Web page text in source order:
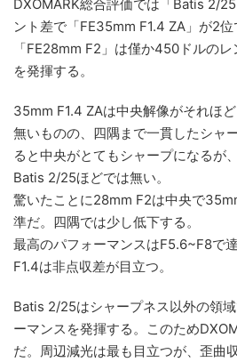
DXOMARK総合評価では「Batis 2/
ント差で「FE35mm F1.4 ZA」が2
「FE28mm F2」は僅か450ドルの
を発揮する。
35mm F1.4 ZAは中央解像がそれほ
無いものの、四隅まで一貫したシャ
ると中央がとてもシャープになるが
Batis 2/25ほどでは無い。
驚いたことに28mm F2は中央で
準だ。四隅では少し低下する。
最高のパフォーマンスはF5.6~F8で
F1.4は非点収差が目立つ。
Batis 2/25はシャープネス以外の領
ーマンスを発揮する。このため
だ。周辺減光は最も目立つが、歪曲